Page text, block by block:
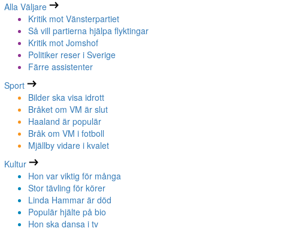
Alla Väljare
Kritik mot Vänsterpartiet
Så vill partierna hjälpa flyktingar
Kritik mot Jomshof
Politiker reser i Sverige
Färre assistenter
Sport
Bilder ska visa idrott
Bråket om VM är slut
Haaland är populär
Bråk om VM i fotboll
Mjällby vidare i kvalet
Kultur
Hon var viktig för många
Stor tävling för körer
Linda Hammar är död
Populär hjälte på bio
Hon ska dansa i tv